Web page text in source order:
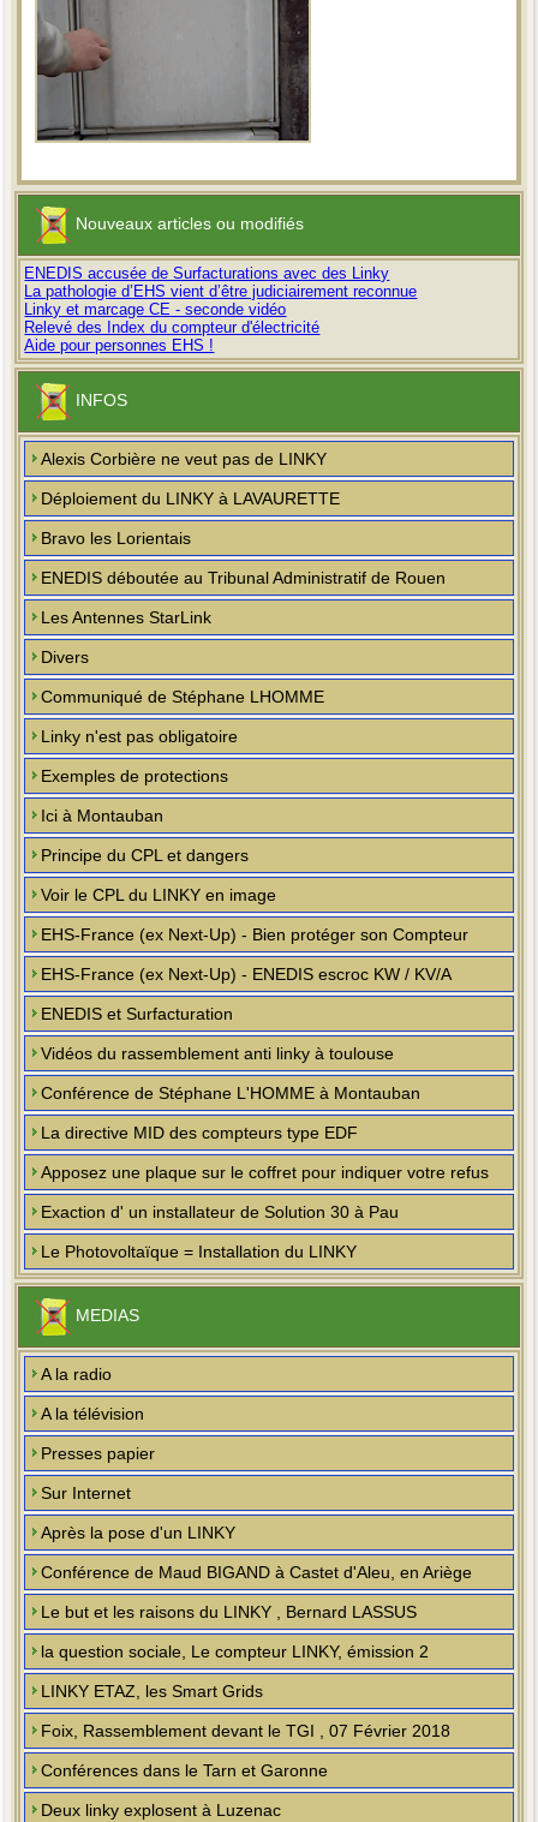
Nouveaux articles ou modifiés
ENEDIS accusée de Surfacturations avec des Linky
La pathologie d’EHS vient d’être judiciairement reconnue
Linky et marcage CE - seconde vidéo
Relevé des Index du compteur d'électricité
Aide pour personnes EHS !
INFOS
Alexis Corbière ne veut pas de LINKY
Déploiement du LINKY à LAVAURETTE
Bravo les Lorientais
ENEDIS déboutée au Tribunal Administratif de Rouen
Les Antennes StarLink
Divers
Communiqué de Stéphane LHOMME
Linky n'est pas obligatoire
Exemples de protections
Ici à Montauban
Principe du CPL et dangers
Voir le CPL du LINKY en image
EHS-France (ex Next-Up) - Bien protéger son Compteur
EHS-France (ex Next-Up) - ENEDIS escroc KW / KV/A
ENEDIS et Surfacturation
Vidéos du rassemblement anti linky à toulouse
Conférence de Stéphane L'HOMME à Montauban
La directive MID des compteurs type EDF
Apposez une plaque sur le coffret pour indiquer votre refus
Exaction d' un installateur de Solution 30 à Pau
Le Photovoltaïque = Installation du LINKY
MEDIAS
A la radio
A la télévision
Presses papier
Sur Internet
Après la pose d'un LINKY
Conférence de Maud BIGAND à Castet d'Aleu, en Ariège
Le but et les raisons du LINKY , Bernard LASSUS
la question sociale, Le compteur LINKY, émission 2
LINKY ETAZ, les Smart Grids
Foix, Rassemblement devant le TGI , 07 Février 2018
Conférences dans le Tarn et Garonne
Deux linky explosent à Luzenac